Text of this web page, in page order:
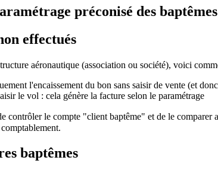
préconisé des
effectués
aéronautique (association ou société), voici
l'encaissement du bon sans saisir de vente (et
le vol : cela génère la facture selon le paramétrage
le compte "client baptême" et de le comparer
baptêmes